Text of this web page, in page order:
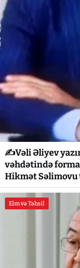
✍️Vəli Əliyev
vəhdətində
Hikmət Səlimovu
Elm və Təhsil